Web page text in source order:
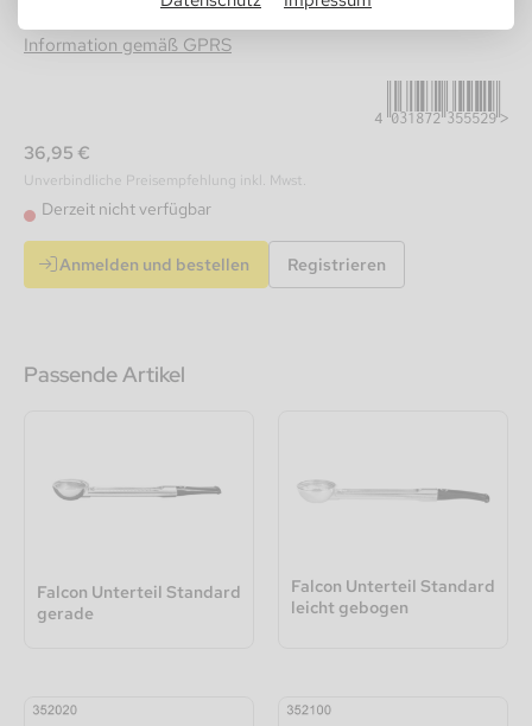
Information gemäß GPRS
4031872355529
36,95 €
Unverbindliche Preisempfehlung inkl. Mwst.
Derzeit nicht verfügbar
Anmelden und bestellen Registrieren
Passende Artikel
Falcon Unterteil Standard
gerade
Falcon Unterteil Standard
leicht gebogen